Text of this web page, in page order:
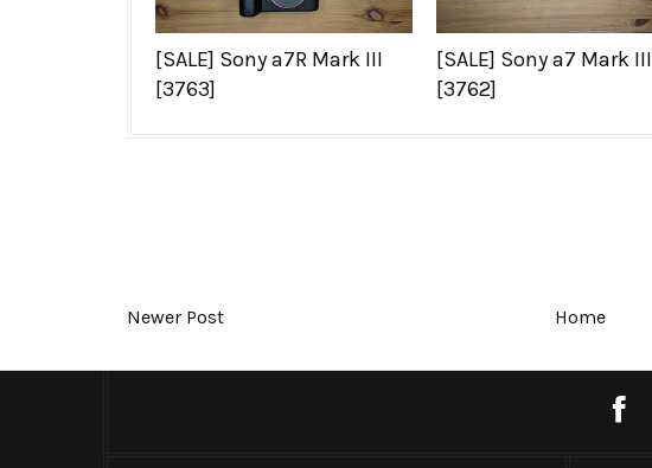
[SALE] Sony a7R Mark III
[3763]
[SALE] Sony a7 Mark III
[3762]
Newer Post Home